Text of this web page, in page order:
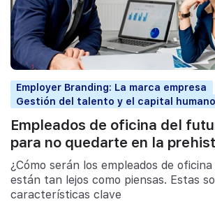
Employer Branding: La marca empresa
Gestión del talento y el capital humano
Empleados de oficina del
para no quedarte en la
¿Cómo serán los empleados de
están tan lejos como piensas. Estas
características clave